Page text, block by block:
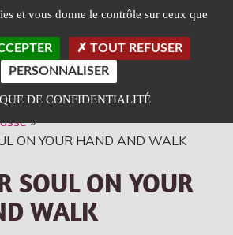
Classé Art et Essai
Label Jeune Public
»
ON YOUR HAND AND WALK
SOUL ON YOUR
WALK
cookies
et vous donne le contrôle sur ceux que
TOUT REFUSER
PERSONNALISER
DE CONFIDENTIALITÉ